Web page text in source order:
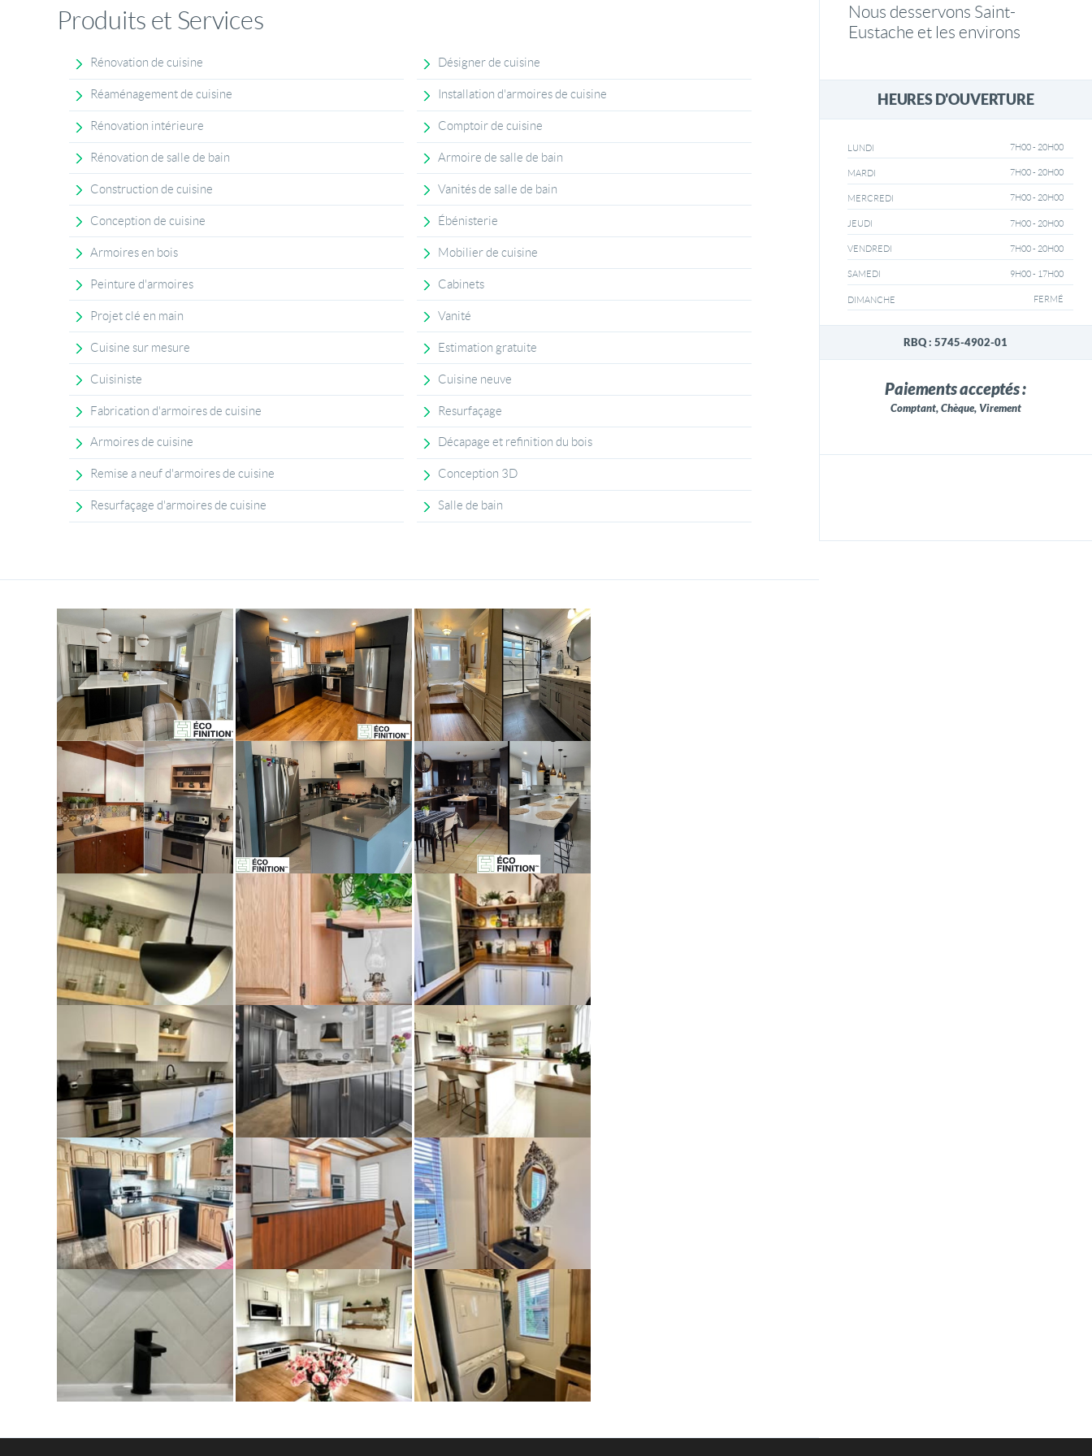
Produits et Services
Rénovation de cuisine
Réaménagement de cuisine
Rénovation intérieure
Rénovation de salle de bain
Construction de cuisine
Conception de cuisine
Armoires en bois
Peinture d'armoires
Projet clé en main
Cuisine sur mesure
Cuisiniste
Fabrication d'armoires de cuisine
Armoires de cuisine
Remise a neuf d'armoires de cuisine
Resurfaçage d'armoires de cuisine
Désigner de cuisine
Installation d'armoires de cuisine
Comptoir de cuisine
Armoire de salle de bain
Vanités de salle de bain
Ébénisterie
Mobilier de cuisine
Cabinets
Vanité
Estimation gratuite
Cuisine neuve
Resurfaçage
Décapage et refinition du bois
Conception 3D
Salle de bain
Nous desservons Saint-
Eustache et les environs
HEURES D'OUVERTURE
LUNDI 7H00 - 20H00
MARDI 7H00 - 20H00
MERCREDI 7H00 - 20H00
JEUDI 7H00 - 20H00
VENDREDI 7H00 - 20H00
SAMEDI 9H00 - 17H00
DIMANCHE FERMÉ
RBQ : 5745-4902-01
Paiements acceptés :
Comptant, Chèque, Virement